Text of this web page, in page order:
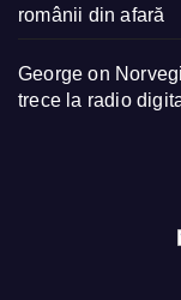
românii din afară
George on
trece la radio